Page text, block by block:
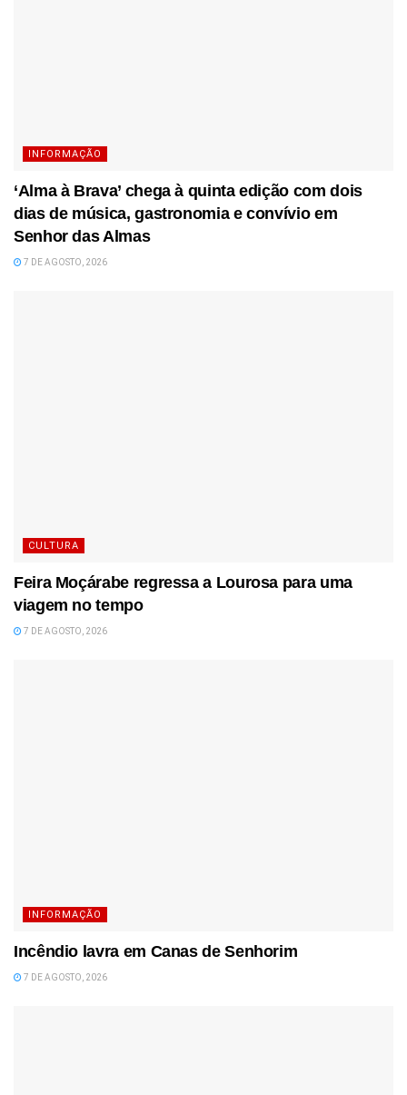
INFORMAÇÃO
‘Alma à Brava’ chega à quinta edição com dois
dias de música, gastronomia e convívio em
Senhor das Almas
7 DE AGOSTO, 2026
CULTURA
Feira Moçárabe regressa a Lourosa para uma
viagem no tempo
7 DE AGOSTO, 2026
INFORMAÇÃO
Incêndio lavra em Canas de Senhorim
7 DE AGOSTO, 2026